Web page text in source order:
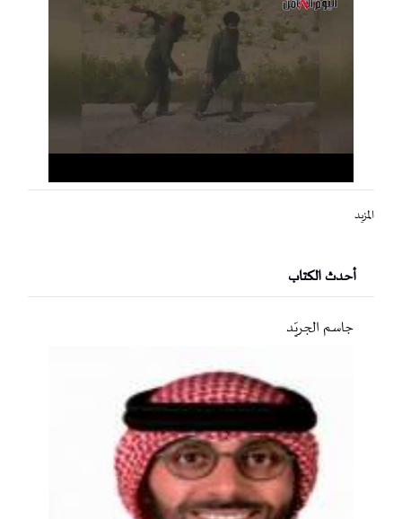
المزيد
أحدث الكتاب
جاسم الجريّد